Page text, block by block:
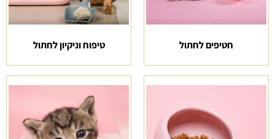
חטיפים לחתול טיפוח וניקיון לחתול